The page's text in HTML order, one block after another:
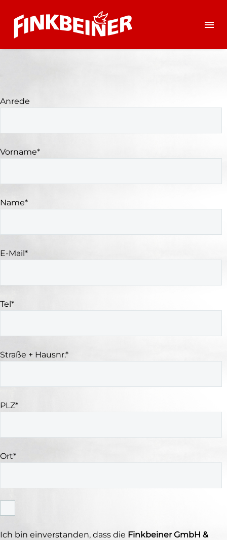
Anrede
Vorname*
Name*
E-Mail*
Tel*
Straße + Hausnr.*
PLZ*
Ort*
Ich bin einverstanden, dass die Finkbeiner GmbH &